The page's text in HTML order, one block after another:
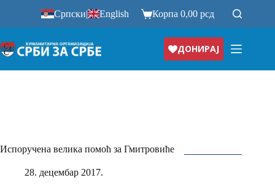
Српски| English Корпа0,00рсд
ДОНИРАЈ
Испоручена велика помоћ за Гмитровиће
28. децембар 2017.